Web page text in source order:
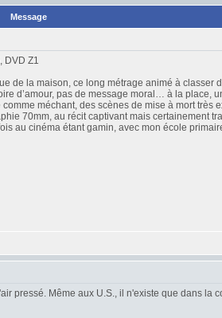
Message
DVD Z1
de la maison, ce long métrage animé à
d’amour, pas de message moral… à la place,
méchant, des scènes de mise à mort très
70mm, au récit captivant mais certainement
au cinéma étant gamin, avec mon école
pressé. Même aux U.S., il n'existe que dans la